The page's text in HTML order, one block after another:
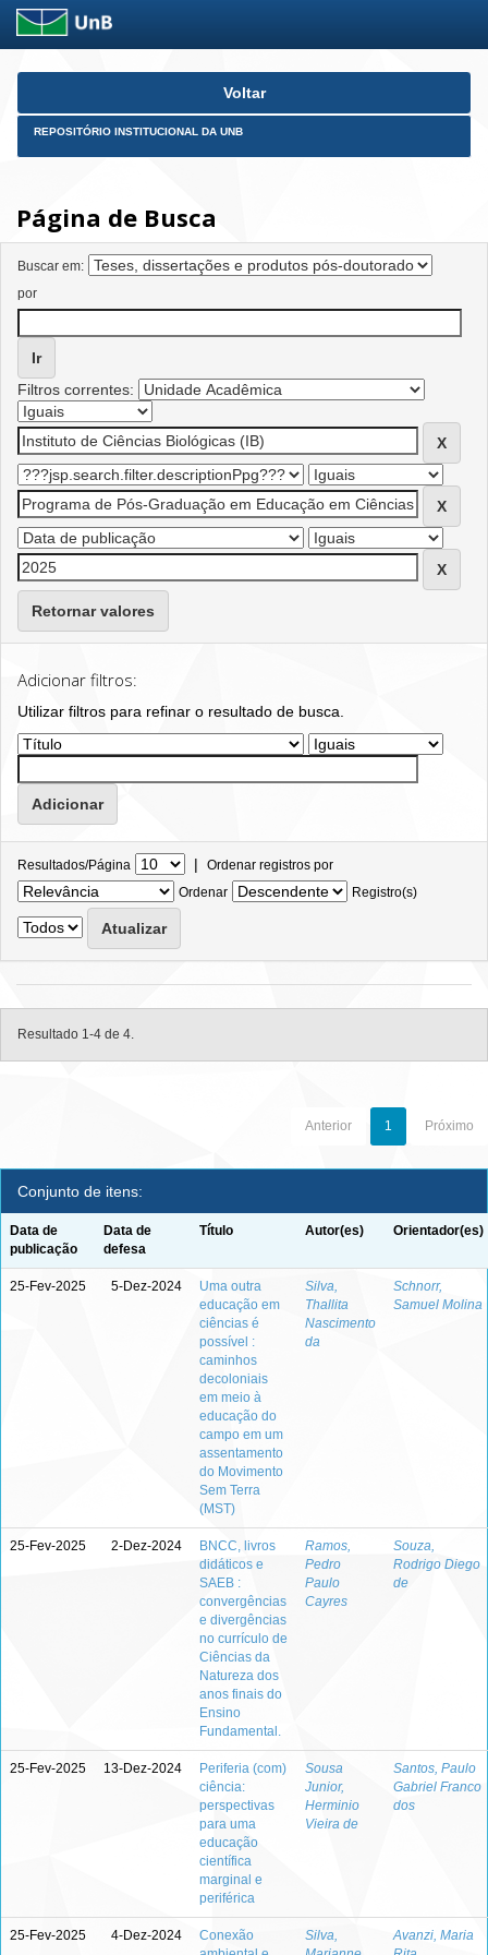
Skip
Voltar
REPOSITÓRIO INSTITUCIONAL DA UNB
Página de Busca
Buscar em:
por
Filtros correntes:
Retornar valores
Adicionar filtros:
Utilizar filtros para refinar o resultado de busca.
Resultados/Página | Ordenar registros por
Ordenar
Registro(s)
Resultado 1-4 de 4.
Anterior 1 Próximo
Conjunto de itens:
Data de
publicação
Data de
defesa
Título Autor(es) Orientador(es)
25-Fev-2025 5-Dez-2024
Uma outra
educação em
ciências é
possível :
caminhos
decoloniais
em meio à
educação do
campo em um
assentamento
do Movimento
Sem Terra
(MST)
Silva,
Thallita
Nascimento
da
Schnorr,
Samuel Molina
25-Fev-2025 2-Dez-2024
BNCC, livros
didáticos e
SAEB :
convergências
e divergências
no currículo de
Ciências da
Natureza dos
anos finais do
Ensino
Fundamental.
Ramos,
Pedro
Paulo
Cayres
Souza,
Rodrigo Diego
de
25-Fev-2025 13-Dez-2024
Periferia (com)
ciência:
perspectivas
para uma
educação
científica
marginal e
periférica
Sousa
Junior,
Herminio
Vieira de
Santos, Paulo
Gabriel Franco
dos
25-Fev-2025 4-Dez-2024
Conexão
Silva,
Avanzi, Maria